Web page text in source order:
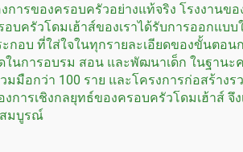
ารของครอบครัวอย่างแท้จริง โรงงานข
ครัวโดมเฮ้าส์ของเราได้รับการออกแบ
กอบ ที่ใส่ใจในทุกรายละเอียดของขั้นตอ
นการอบรม สอน และพัฒนาเด็ก ในฐาน
มือกว่า 100 ราย และโครงการก่อสร้าง
การเชิงกลยุทธ์ของครอบครัวโดมเฮ้าส์
สมบูรณ์